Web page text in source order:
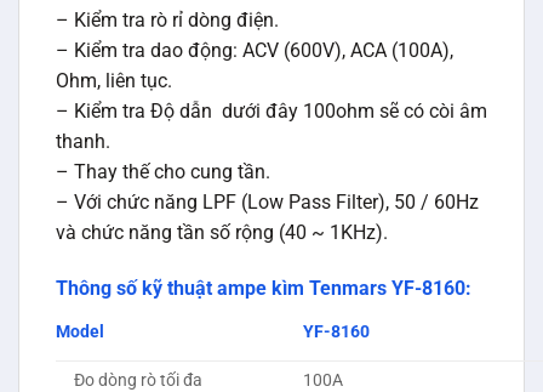
– Kiểm tra rò rỉ dòng điện.
– Kiểm tra dao động: ACV (600V), ACA (100A),
Ohm, liên tục.
– Kiểm tra Độ dẫn dưới đây 100ohm sẽ có còi âm
thanh.
– Thay thế cho cung tần.
– Với chức năng LPF (Low Pass Filter), 50 / 60Hz
và chức năng tần số rộng (40 ~ 1KHz).
Thông số kỹ thuật ampe kìm Tenmars YF-8160:
Model YF-8160
Đo dòng rò tối đa 100A